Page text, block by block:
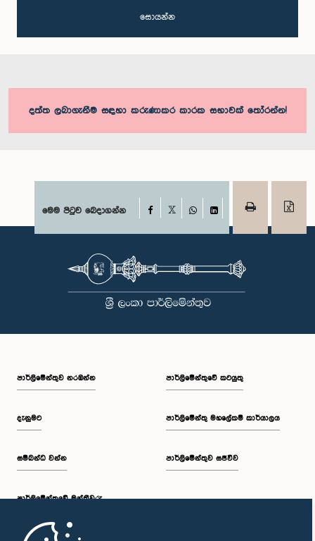
සොයන්න
දත්ත ලබාගැනීම සඳහා කරුණාකර කාරක සභාවක් තෝරන්න!
මෙම පිටුව බෙදාගන්න Facebook
WhatsAppLinkedIn
පාර්ලි‌මේන්තුව නරඹන්න
දැනුමට
සම්බන්ධ වන්න
පාර්ලි‌මේන්තුවේ මන්ත්‍රීවරු
මුල් පිටුව
පාර්ලිමේන්තුවේ කටයුතු
පාර්ලිමේන්තු මහලේකම් කාර්යාලය
පාර්ලිමේන්තුව සජීවීව